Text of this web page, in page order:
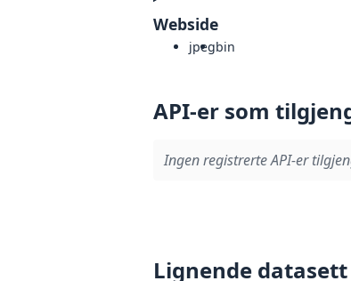
Webside
jpegbin
API-er som
Ingen registrerte API-er
Lignende datasett